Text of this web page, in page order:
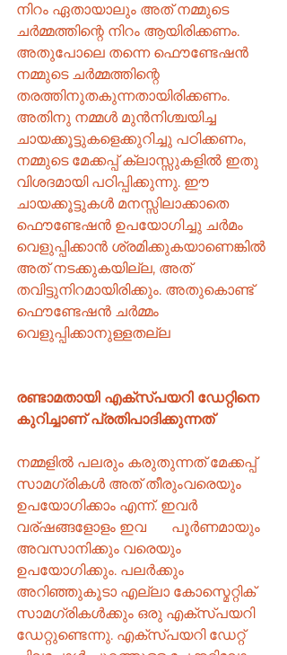
നിറം ഏതായാലും അത് നമ്മുടെ
ചർമ്മത്തിന്റെ നിറം ആയിരിക്കണം.
അതുപോലെ തന്നെ ഫൌണ്ടേഷൻ
നമ്മുടെ ചർമ്മത്തിന്റെ
തരത്തിനുതകുന്നതായിരിക്കണം.
അതിനു നമ്മൾ മുൻനിശ്ചയിച്ച
ചായക്കൂട്ടുകളെക്കുറിച്ചു പഠിക്കണം,
നമ്മുടെ മേക്കപ്പ് ക്ലാസ്സുകളിൽ ഇതു
വിശദമായി പഠിപ്പിക്കുന്നു. ഈ
ചായക്കൂട്ടുകൾ മനസ്സിലാക്കാതെ
ഫൌണ്ടേഷൻ ഉപയോഗിച്ചു ചർമം
വെളുപ്പിക്കാൻ ശ്രമിക്കുകയാണെങ്കിൽ
അത് നടക്കുകയില്ല, അത്
തവിട്ടുനിറമായിരിക്കും. അതുകൊണ്ട്
ഫൌണ്ടേഷൻ ചർമ്മം
വെളുപ്പിക്കാനുള്ളതല്ല
രണ്ടാമതായി എക്സ്പയറി ഡേറ്റിനെ
കുറിച്ചാണ് പ്രതിപാദിക്കുന്നത്
നമ്മളിൽ പലരും കരുതുന്നത് മേക്കപ്പ്
സാമഗ്രികൾ അത് തീരുംവരെയും
ഉപയോഗിക്കാം എന്ന്. ഇവർ
വര്ഷങ്ങളോളം ഇവ       പൂർണമായും
അവസാനിക്കും വരെയും
ഉപയോഗിക്കും. പലർക്കും
അറിഞ്ഞുകൂടാ എല്ലാ കോസ്മെറ്റിക്
സാമഗ്രികൾക്കും ഒരു എക്സ്പയറി
ഡേറ്റുണ്ടെന്നു. എക്സ്പയറി ഡേറ്റ്